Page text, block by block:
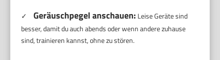
✓ Geräuschpegel anschauen: Leise Geräte sind
besser, damit du auch abends oder wenn andere zuhause
sind, trainieren kannst, ohne zu stören.